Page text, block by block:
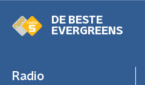
DE BESTE
EVERGREENS
Radio